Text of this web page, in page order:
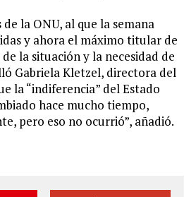
la ONU, al que la semana
y ahora el máximo titular de
la situación y la necesidad de
Gabriela Kletzel, directora del
la “indiferencia” del Estado
hace mucho tiempo,
pero eso no ocurrió”, añadió.